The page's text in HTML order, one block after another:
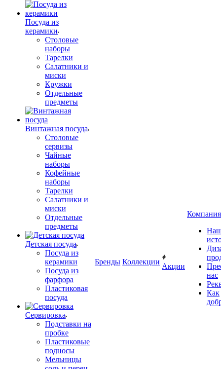
Посуда из
керамики
Столовые
наборы
Тарелки
Салатники и
миски
Кружки
Отдельные
предметы
Винтажная посуда
Столовые
сервизы
Чайные
наборы
Кофейные
наборы
Тарелки
Салатники и
миски
Отдельные
предметы
Детская посуда
Посуда из
керамики
Посуда из
фарфора
Пластиковая
посуда
Сервировка
Подставки на
пробке
Пластиковые
подносы
Мельницы
Бренды Коллекции
Акции
Компания
нас
Как